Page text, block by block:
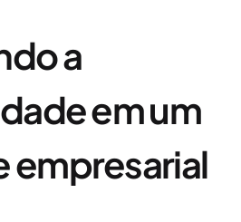
a
em um
empresarial